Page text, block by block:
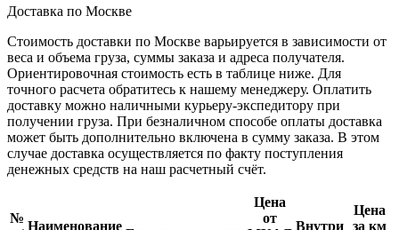
Доставка по Москве
Стоимость доставки по Москве варьируется в зависимости от
веса и объема груза, суммы заказа и адреса получателя.
Ориентировочная стоимость есть в таблице ниже. Для
точного расчета обратитесь к нашему менеджеру. Оплатить
доставку можно наличными курьеру-экспедитору при
получении груза. При безналичном способе оплаты доставка
может быть дополнительно включена в сумму заказа. В этом
случае доставка осуществляется по факту поступления
денежных средств на наш расчетный счёт.
№
Наименование
Цена
от
Внутри
Цена
за км